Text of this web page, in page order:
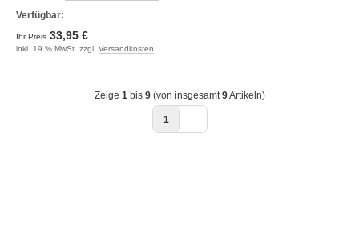
Verfügbar:
Ihr Preis 33,95 €
inkl. 19 % MwSt. zzgl. Versandkosten
Zeige 1bis 9(von insgesamt9Artikeln)
1